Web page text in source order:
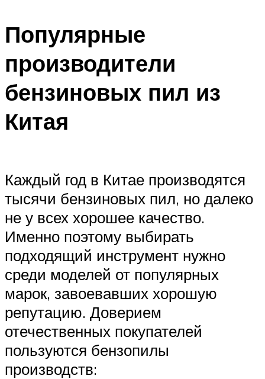
Популярные
производители
бензиновых пил из
Китая
Каждый год в Китае производятся
тысячи бензиновых пил, но далеко
не у всех хорошее качество.
Именно поэтому выбирать
подходящий инструмент нужно
среди моделей от популярных
марок, завоевавших хорошую
репутацию. Доверием
отечественных покупателей
пользуются бензопилы
производств: